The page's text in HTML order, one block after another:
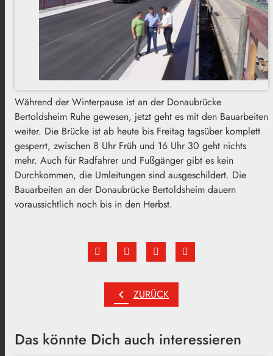
Während der Winterpause ist an der Donaubrücke
Bertoldsheim Ruhe gewesen, jetzt geht es mit den Bauarbeiten
weiter. Die Brücke ist ab heute bis Freitag tagsüber komplett
gesperrt, zwischen 8 Uhr Früh und 16 Uhr 30 geht nichts
mehr. Auch für Radfahrer und Fußgänger gibt es kein
Durchkommen, die Umleitungen sind ausgeschildert. Die
Bauarbeiten an der Donaubrücke Bertoldsheim dauern
voraussichtlich noch bis in den Herbst.
chevron_left ZURÜCK
Das könnte Dich auch interessieren